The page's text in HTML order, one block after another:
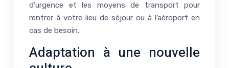
d’urgence et les moyens de transport pour
rentrer à votre lieu de séjour ou à l’aéroport en
cas de besoin.
Adaptation à une nouvelle